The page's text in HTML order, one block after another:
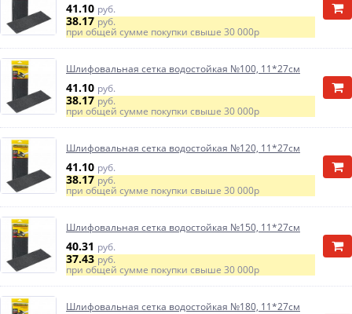
41.10 руб.
38.17руб.
при общей сумме покупки свыше 30 000р
Шлифовальная сетка водостойкая №100, 11*27см
41.10 руб.
38.17руб.
при общей сумме покупки свыше 30 000р
Шлифовальная сетка водостойкая №120, 11*27см
41.10 руб.
38.17руб.
при общей сумме покупки свыше 30 000р
Шлифовальная сетка водостойкая №150, 11*27см
40.31 руб.
37.43руб.
при общей сумме покупки свыше 30 000р
Шлифовальная сетка водостойкая №180, 11*27см